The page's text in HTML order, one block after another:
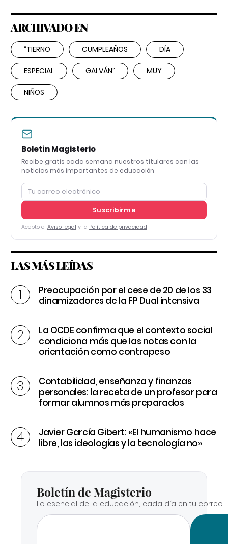
ARCHIVADO EN
“TIERNO CUMPLEAÑOS DÍA
ESPECIAL GALVÁN” MUY
NIÑOS
Boletín Magisterio
Recibe gratis cada semana nuestros titulares con las
noticias más importantes de educación
Suscribirme
Acepto el Aviso legal y la Política de privacidad
LAS MÁS LEÍDAS
Preocupación por el cese de 20 de los 33
dinamizadores de la FP Dual intensiva
La OCDE confirma que el contexto social
condiciona más que las notas con la
orientación como contrapeso
Contabilidad, enseñanza y finanzas
personales: la receta de un profesor para
formar alumnos más preparados
Javier García Gibert: «El humanismo hace
libre, las ideologías y la tecnología no»
Boletín de Magisterio
Lo esencial de la educación, cada día en tu correo.